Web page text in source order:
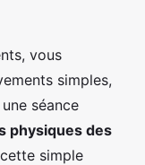
vous
simples,
séance
physiques des
simple